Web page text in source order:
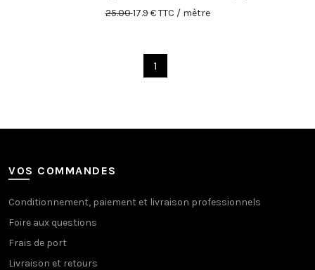
25.0017.9 € TTC / mètre
1
VOS COMMANDES
Conditionnement, paiement et livraison professionnels
Foire aux questions
Frais de port
Livraison et retours